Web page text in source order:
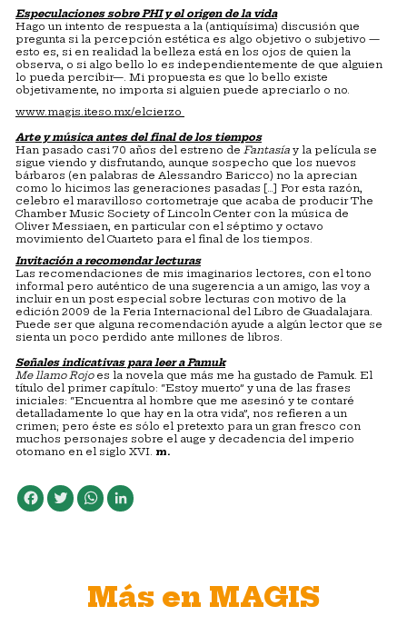
Especulaciones sobre PHI y el origen de la vida
Hago un intento de respuesta a la (antiquísima) discusión que
pregunta si la percepción estética es algo objetivo o subjetivo —
esto es, si en realidad la belleza está en los ojos de quien la
observa, o si algo bello lo es independientemente de que alguien
lo pueda percibir—. Mi propuesta es que lo bello existe
objetivamente, no importa si alguien puede apreciarlo o no.
www.magis.iteso.mx/elcierzo
Arte y música antes del final de los tiempos
Han pasado casi 70 años del estreno de Fantasía y la película se
sigue viendo y disfrutando, aunque sospecho que los nuevos
bárbaros (en palabras de Alessandro Baricco) no la aprecian
como lo hicimos las generaciones pasadas […] Por esta razón,
celebro el maravilloso cortometraje que acaba de producir The
Chamber Music Society of Lincoln Center con la música de
Oliver Messiaen, en particular con el séptimo y octavo
movimiento del Cuarteto para el final de los tiempos.
Invitación a recomendar lecturas
Las recomendaciones de mis imaginarios lectores, con el tono
informal pero auténtico de una sugerencia a un amigo, las voy a
incluir en un post especial sobre lecturas con motivo de la
edición 2009 de la Feria Internacional del Libro de Guadalajara.
Puede ser que alguna recomendación ayude a algún lector que se
sienta un poco perdido ante millones de libros.
Señales indicativas para leer a Pamuk
Me llamo Rojoes la novela que más me ha gustado de Pamuk. El
título del primer capítulo: “Estoy muerto” y una de las frases
iniciales: “Encuentra al hombre que me asesinó y te contaré
detalladamente lo que hay en la otra vida”, nos refieren a un
crimen; pero éste es sólo el pretexto para un gran fresco con
muchos personajes sobre el auge y decadencia del imperio
otomano en el siglo XVI. m.
Facebook
TwitterWhatsApp
Más en MAGIS